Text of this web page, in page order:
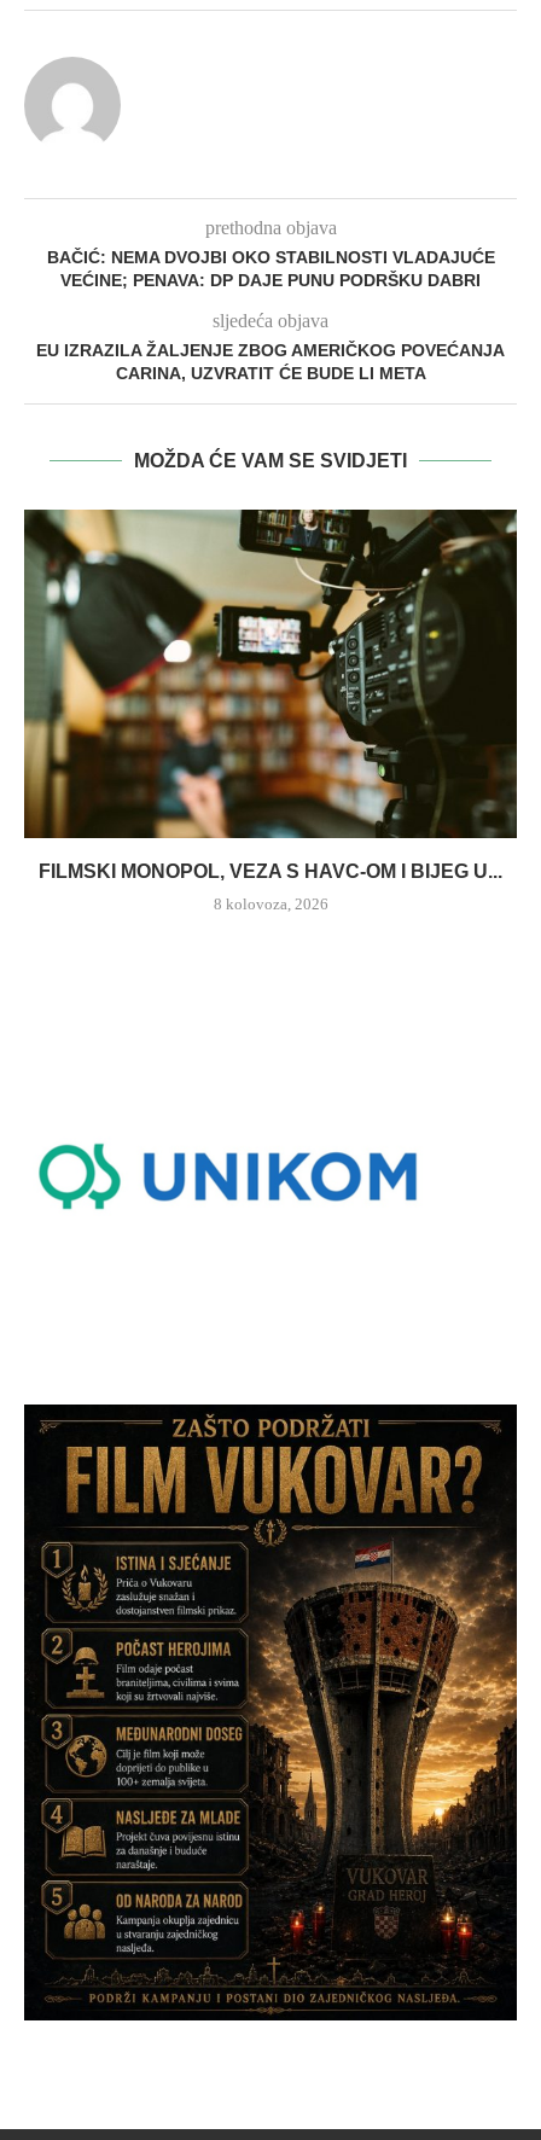
prethodna objava
BAČIĆ: NEMA DVOJBI OKO STABILNOSTI VLADAJUĆE
VEĆINE; PENAVA: DP DAJE PUNU PODRŠKU DABRI
sljedeća objava
EU IZRAZILA ŽALJENJE ZBOG AMERIČKOG POVEĆANJA
CARINA, UZVRATIT ĆE BUDE LI META
MOŽDA ĆE VAM SE SVIDJETI
FILMSKI MONOPOL, VEZA S HAVC-OM I BIJEG U...
8 kolovoza, 2026